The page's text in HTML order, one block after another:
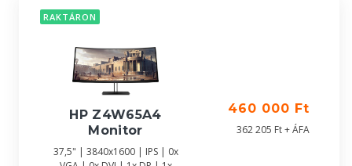
RAKTÁRON
HP Z4W65A4
Monitor
37,5" | 3840x1600 | IPS | 0x
460 000 Ft
362 205 Ft + ÁFA